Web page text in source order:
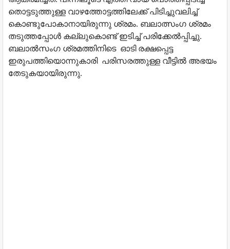
തൊട്ടടുത്തുള്ള വാഴത്തോട്ടത്തിലേക്ക് പിടിച്ചുവലിച്ച്
കൊണ്ടുപോകാനായിരുന്നു ശ്രമം. ബലാത്സംഗ ശ്രമം
തടുത്തപ്പോള്‍ കല്ലുകൊണ്ട് ഇടിച്ച് പരിക്കേല്‍പ്പിച്ചു.
ബലാല്‍സംഗ ശ്രമത്തിനിടെ ഓടി രക്ഷപ്പെട്ട
ഇരുപത്തിയൊന്നുകാരി പരിസരത്തുള്ള വീട്ടില്‍ അഭയം
തേടുകയായിരുന്നു.